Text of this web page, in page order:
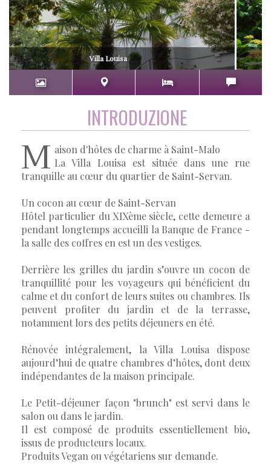
Villa Louisa
INTRODUZIONE
M aison d'hôtes de charme à Saint-Malo
La Villa Louisa est située dans une rue
tranquille au cœur du quartier de Saint-Servan.
Un cocon au cœur de Saint-Servan
Hôtel particulier du XIXème siècle, cette demeure a
pendant longtemps accueilli la Banque de France -
la salle des coffres en est un des vestiges.
Derrière les grilles du jardin s’ouvre un cocon de
tranquillité pour les voyageurs qui bénéficient du
calme et du confort de leurs suites ou chambres. Ils
peuvent profiter du jardin et de la terrasse,
notamment lors des petits déjeuners en été.
Rénovée intégralement, la Villa Louisa dispose
aujourd’hui de quatre chambres d’hôtes, dont deux
indépendantes de la maison principale.
Le Petit-déjeuner façon "brunch" est servi dans le
salon ou dans le jardin.
Il est composé de produits essentiellement bio,
issus de producteurs locaux.
Produits Vegan ou végétariens sur demande.